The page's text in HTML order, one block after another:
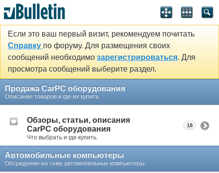
Если это ваш первый визит, рекомендуем почитать
Справку по форуму. Для размещения своих
сообщений необходимо зарегистрироваться. Для
просмотра сообщений выберите раздел.
Продажа CarPC оборудования
Описание товаров и где их купить.
Обзоры, статьи, описания
CarPC оборудования
Что выбрать и где купить.
18
Автомобильные компьютеры
Обсуждение на тему автомобильные компьютеры.